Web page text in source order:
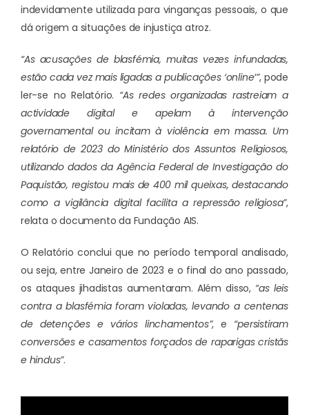
indevidamente utilizada para vinganças pessoais, o que
dá origem a situações de injustiça atroz.
“As acusações de blasfémia, muitas vezes infundadas,
estão cada vez mais ligadas a publicações ‘online’”, pode
ler-se no Relatório. “As redes organizadas rastreiam a
actividade digital e apelam à intervenção
governamental ou incitam à violência em massa. Um
relatório de 2023 do Ministério dos Assuntos Religiosos,
utilizando dados da Agência Federal de Investigação do
Paquistão, registou mais de 400 mil queixas, destacando
como a vigilância digital facilita a repressão religiosa”,
relata o documento da Fundação AIS.
O Relatório conclui que no período temporal analisado,
ou seja, entre Janeiro de 2023 e o final do ano passado,
os ataques jihadistas aumentaram. Além disso, “as leis
contra a blasfémia foram violadas, levando a centenas
de detenções e vários linchamentos”, e “persistiram
conversões e casamentos forçados de raparigas cristãs
e hindus”.